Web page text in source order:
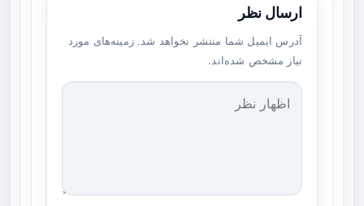
ارسال نظر
آدرس ایمیل شما منتشر نخواهد شد. زمینه‌های مورد
نیاز مشخص شده‌اند.